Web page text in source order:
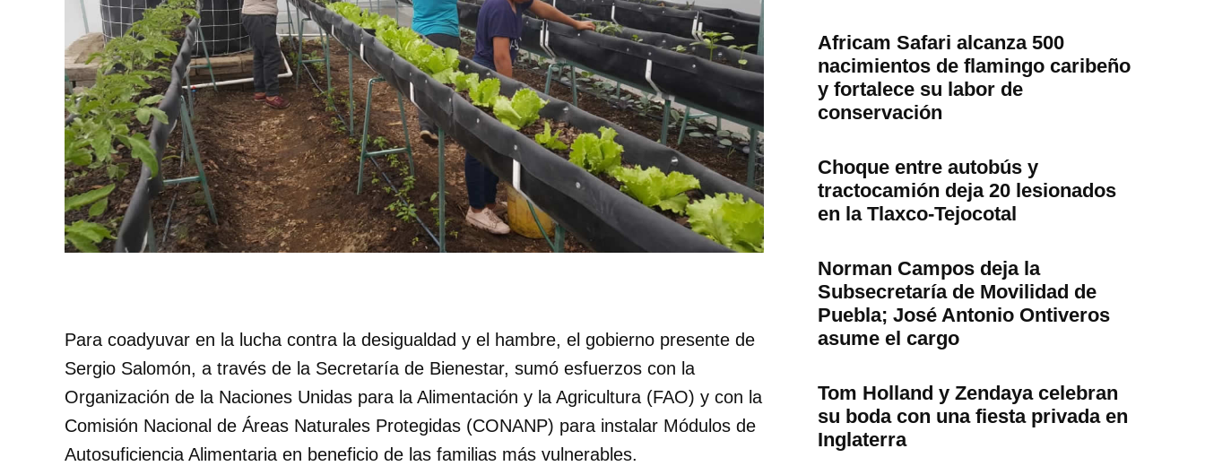
Para coadyuvar en la lucha contra la desigualdad y el hambre, el gobierno presente de
Sergio Salomón, a través de la Secretaría de Bienestar, sumó esfuerzos con la
Organización de la Naciones Unidas para la Alimentación y la Agricultura (FAO) y con la
Comisión Nacional de Áreas Naturales Protegidas (CONANP) para instalar Módulos de
Autosuficiencia Alimentaria en beneficio de las familias más vulnerables.
Africam Safari alcanza 500
nacimientos de flamingo caribeño
y fortalece su labor de
conservación
Choque entre autobús y
tractocamión deja 20 lesionados
en la Tlaxco-Tejocotal
Norman Campos deja la
Subsecretaría de Movilidad de
Puebla; José Antonio Ontiveros
asume el cargo
Tom Holland y Zendaya celebran
su boda con una fiesta privada en
Inglaterra